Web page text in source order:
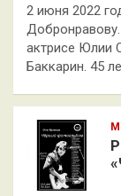
2 июня 2022
актрисе Юлии
Баккарин. 45